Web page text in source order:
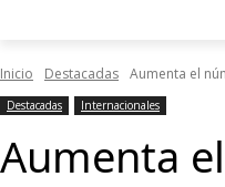
Inicio Destacadas Aumenta el
Destacadas Internacionales
Aumenta